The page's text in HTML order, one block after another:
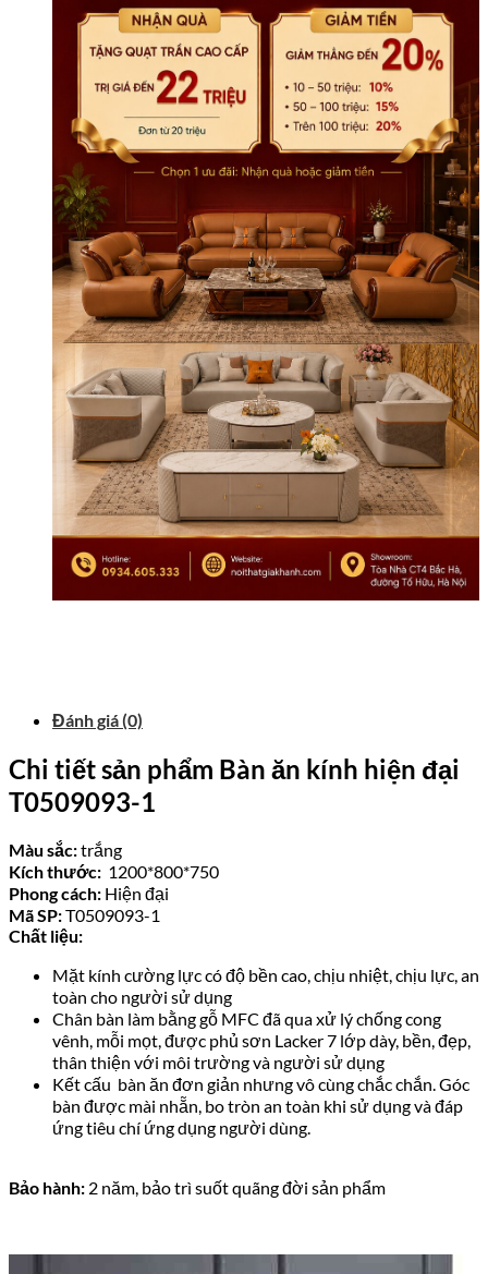
Đánh giá (0)
Chi tiết sản phẩm Bàn ăn kính hiện đại
T0509093-1
Màu sắc:trắng
Kích thước: 1200*800*750
Phong cách: Hiện đại
Mã SP:T0509093-1
Chất liệu:
Mặt kính cường lực có độ bền cao, chịu nhiệt, chịu lực, an
toàn cho người sử dụng
Chân bàn làm bằng gỗ MFC đã qua xử lý chống cong
vênh, mỗi mọt, được phủ sơn Lacker 7 lớp dày, bền, đẹp,
thân thiện với môi trường và người sử dụng
Kết cấu bàn ăn đơn giản nhưng vô cùng chắc chắn. Góc
bàn được mài nhẵn, bo tròn an toàn khi sử dụng và đáp
ứng tiêu chí ứng dụng người dùng.
Bảo hành: 2 năm, bảo trì suốt quãng đời sản phẩm